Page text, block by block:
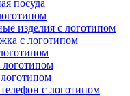
посуда
изделия с логотипом
с логотипом
с логотипом